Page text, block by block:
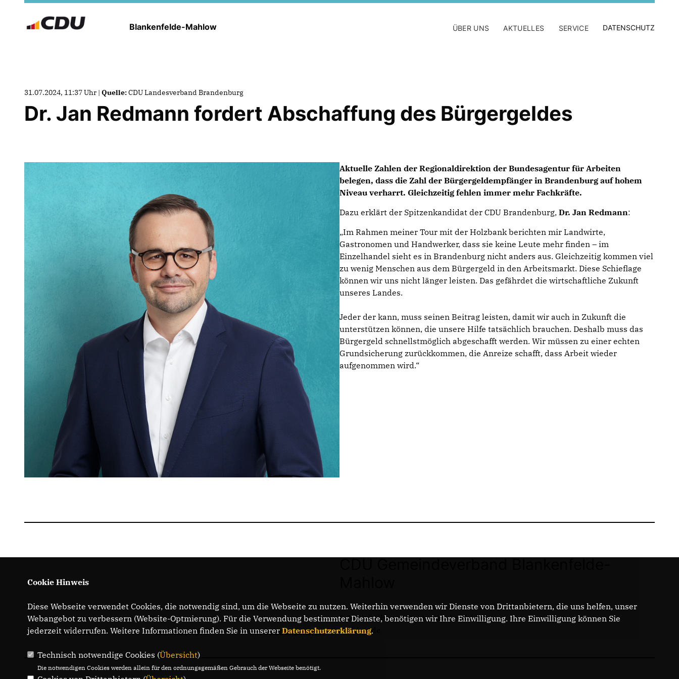
Blankenfelde-Mahlow ÜBER UNS AKTUELLES SERVICE DATENSCHUTZ
31.07.2024, 11:37 Uhr | Quelle:CDU Landesverband Brandenburg
Dr. Jan Redmann fordert Abschaffung des Bürgergeldes
Aktuelle Zahlen der Regionaldirektion der Bundesagentur für Arbeiten
belegen, dass die Zahl der Bürgergeldempfänger in Brandenburg auf hohem
Niveau verharrt. Gleichzeitig fehlen immer mehr Fachkräfte.
Dazu erklärt der Spitzenkandidat der CDU Brandenburg, Dr. Jan Redmann:
Im Rahmen meiner Tour mit der Holzbank berichten mir Landwirte,
Gastronomen und Handwerker, dass sie keine Leute mehr finden – im
Einzelhandel sieht es in Brandenburg nicht anders aus. Gleichzeitig kommen viel
zu wenig Menschen aus dem Bürgergeld in den Arbeitsmarkt. Diese Schieflage
können wir uns nicht länger leisten. Das gefährdet die wirtschaftliche Zukunft
unseres Landes.
Jeder der kann, muss seinen Beitrag leisten, damit wir auch in Zukunft die
unterstützen können, die unsere Hilfe tatsächlich brauchen. Deshalb muss das
Bürgergeld schnellstmöglich abgeschafft werden. Wir müssen zu einer echten
Grundsicherung zurückkommen, die Anreize schafft, dass Arbeit wieder
aufgenommen wird.“
IMPRESSUM DATENSCHUTZ MITGLIEDERBEREICH
E-Mail: kallmeyer@cdu-blankenfelde-
mahlow.de
Cookie Hinweis
Diese Webseite verwendet Cookies, die notwendig sind, um die Webseite zu nutzen. Weiterhin verwenden wir Dienste von Drittanbietern, die uns helfen, unser
Webangebot zu verbessern (Website-Optmierung). Für die Verwendung bestimmter Dienste, benötigen wir Ihre Einwilligung. Ihre Einwilligung können Sie
jederzeit widerrufen. Weitere Informationen finden Sie in unserer Datenschutzerklärung.
Technisch notwendige Cookies (Übersicht)
Die notwendigen Cookies werden allein für den ordnungsgemäßen Gebrauch der Webseite benötigt.